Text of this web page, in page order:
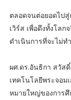
ตลอดจนต่อยอดไป
เวิร์ส เพื่อดึงทั้งโล
ดำเนินการที่จะไม่ท
ผศ.ดร.อันธิกา สวั
เทคโนโลยีพระจอม
หมายใหญ่ของการ